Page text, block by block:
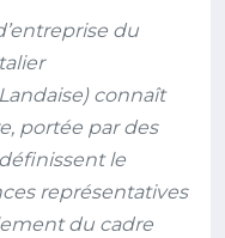
du
connaît
portée par des
le
représentatives
du cadre